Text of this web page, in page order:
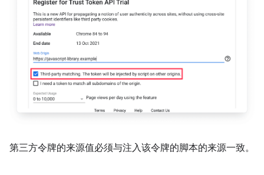
第三方令牌的来源值必须与注入该令牌的脚本的来源一致。